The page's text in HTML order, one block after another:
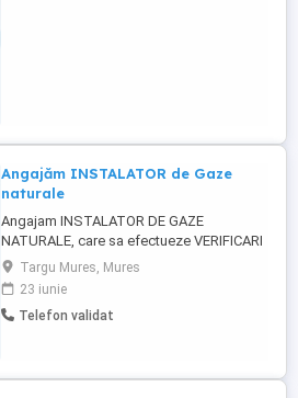
Angajăm INSTALATOR de Gaze
naturale
Angajam INSTALATOR DE GAZE
NATURALE, care sa efectueze VERIFICARI
si REVIZII TEHNICE la instalatia de utilizare
gaze naturale IUGN, cu experienta minima
de 1 an.
Targu Mures, Mures
23 iunie
Telefon validat